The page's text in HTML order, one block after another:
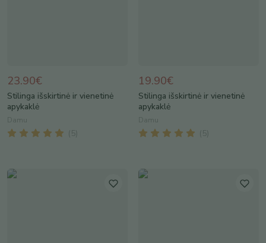
23.90€
Stilinga išskirtinė ir vienetinė
apykaklė
Damu
( 5
19.90€
Stilinga išskirtinė ir vienetinė
apykaklė
Damu
( 5